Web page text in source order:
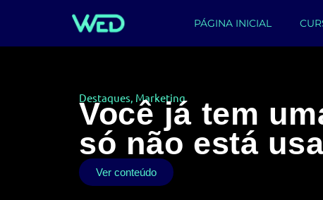
PÁGINA INICIAL
Destaques, Marketing
Você já tem
só não está
Ver conteúdo